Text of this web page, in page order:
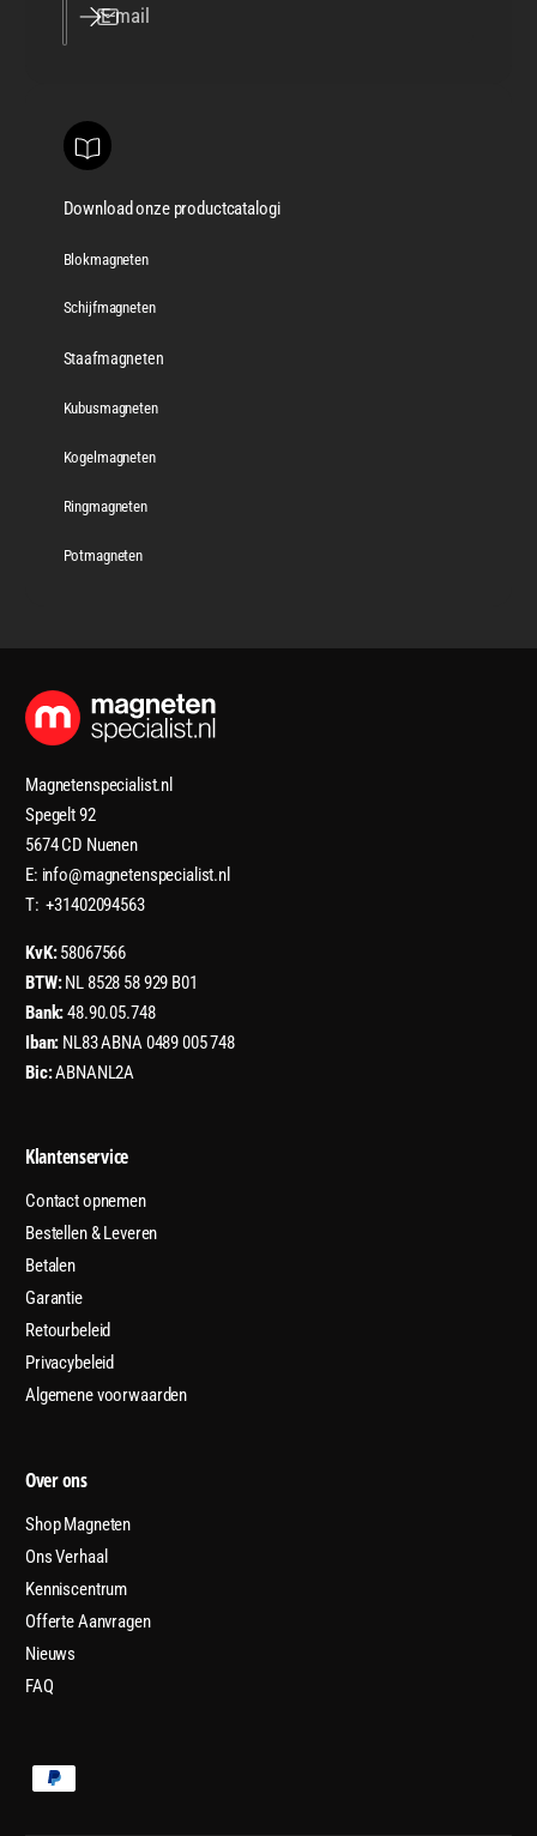
E‑mail
Download onze productcatalogi
Blokmagneten
Schijfmagneten
Staafmagneten
Kubusmagneten
Kogelmagneten
Ringmagneten
Potmagneten
Magnetenspecialist.nl
Spegelt 92
5674 CD Nuenen
E: info@magnetenspecialist.nl
T: +31402094563
KvK:58067566
BTW:NL 8528 58 929 B01
Bank:48.90.05.748
Iban: NL83 ABNA 0489 005 748
Bic:ABNANL2A
Klantenservice
Contact opnemen
Bestellen & Leveren
Betalen
Garantie
Retourbeleid
Privacybeleid
Algemene voorwaarden
Over ons
Shop Magneten
Ons Verhaal
Kenniscentrum
Offerte Aanvragen
Nieuws
FAQ